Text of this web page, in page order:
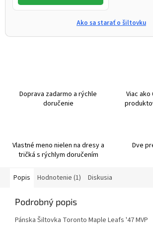
Ako sa starať o šiltovku
Doprava zadarmo a rýchle
doručenie
Viac ako
Vlastné meno nielen na dresy a
tričká s rýchlym doručením
Dve
Popis Hodnotenie (1) Diskusia
Podrobný popis
Pánska Šiltovka Toronto Maple Leafs '47 MVP